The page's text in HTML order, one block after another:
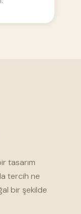
tasarım
tercih ne
bir şekilde